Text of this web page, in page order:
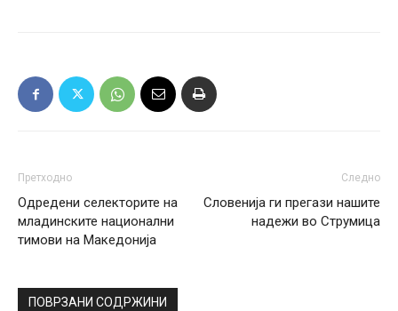
Претходно
Одредени селекторите на
младинските национални
тимови на Македонија
Следно
Словенија ги прегази нашите
надежи во Струмица
ПОВРЗАНИ СОДРЖИНИ